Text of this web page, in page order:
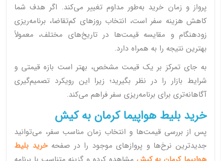
پرواز و زمان خرید به‌طور مداوم تغییر می‌کند. اگر هدف شما
کاهش هزینه سفر است، انتخاب روزهای کم‌تقاضا، برنامه‌ریزی
زودهنگام و مقایسه قیمت‌ها در تاریخ‌های مختلف، معمولاً
بهترین نتیجه را به همراه دارد.
به جای تمرکز بر یک قیمت مشخص، بهتر است بازه قیمتی و
شرایط بازار را در نظر بگیرید؛ زیرا این رویکرد تصمیم‌گیری
آگاهانه‌تری برای برنامه‌ریزی سفر فراهم می‌کند.
خرید بلیط هواپیما کرمان به کیش
پس از بررسی قیمت‌ها و انتخاب زمان مناسب سفر، می‌توانید
جدیدترین نرخ‌ها و پروازهای موجود را در صفحهخرید بلیط